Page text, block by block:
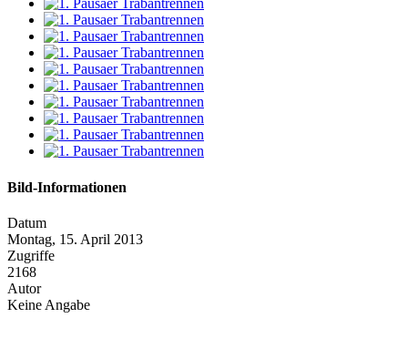
Bild-Informationen
Datum
Montag, 15. April 2013
Zugriffe
2168
Autor
Keine Angabe